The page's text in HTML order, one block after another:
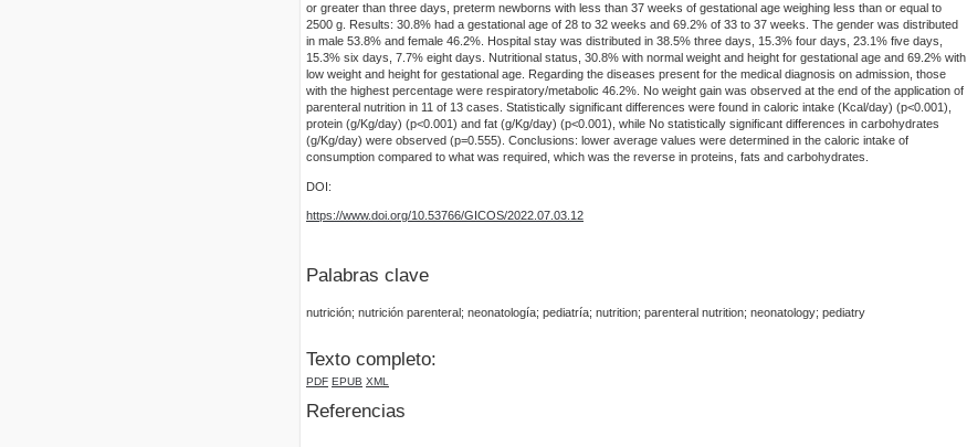
or greater than three days, preterm newborns with less than 37 weeks of gestational age weighing less than or equal to
2500 g. Results: 30.8% had a gestational age of 28 to 32 weeks and 69.2% of 33 to 37 weeks. The gender was distributed
in male 53.8% and female 46.2%. Hospital stay was distributed in 38.5% three days, 15.3% four days, 23.1% five days,
15.3% six days, 7.7% eight days. Nutritional status, 30.8% with normal weight and height for gestational age and 69.2% with
low weight and height for gestational age. Regarding the diseases present for the medical diagnosis on admission, those
with the highest percentage were respiratory/metabolic 46.2%. No weight gain was observed at the end of the application of
parenteral nutrition in 11 of 13 cases. Statistically significant differences were found in caloric intake (Kcal/day) (p<0.001),
protein (g/Kg/day) (p<0.001) and fat (g/Kg/day) (p<0.001), while No statistically significant differences in carbohydrates
(g/Kg/day) were observed (p=0.555). Conclusions: lower average values were determined in the caloric intake of
consumption compared to what was required, which was the reverse in proteins, fats and carbohydrates.
DOI:
https://www.doi.org/10.53766/GICOS/2022.07.03.12
Palabras clave
nutrición; nutrición parenteral; neonatología; pediatría; nutrition; parenteral nutrition; neonatology; pediatry
Texto completo:
PDF EPUB XML
Referencias